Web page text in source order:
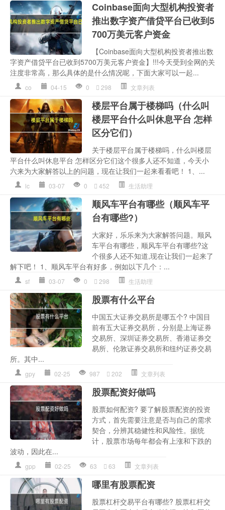
Coinbase面向大型机构投资者
推出数字资产借贷平台已收到5
700万美元客户资金
【Coinbase面向大型机构投资者推出数
字资产借贷平台已收到5700万美元客户资金】!!!今天受到全网的关
注度非常高，那么具体的是什么情况呢，下面大家可以一起...
co 04-15 0 298 文章列表
楼层平台属于楼梯吗（什么叫
楼层平台什么叫休息平台 怎样
区分它们）
关于楼层平台属于楼梯吗，什么叫楼层
平台什么叫休息平台 怎样区分它们这个很多人还不知道，今天小
六来为大家解答以上的问题，现在让我们一起来看看吧！ 1、...
lc 03-07 0 452 生活助理
顺风车平台有哪些（顺风车平
台有哪些?）
大家好，乐乐来为大家解答问题。顺风
车平台有哪些，顺风车平台有哪些?这
个很多人还不知道,现在让我们一起来了
解下吧！ 1、顺风车平台有好多，例如以下几个：...
sf 03-07 0 298 生活助理
股票有什么平台
中国五大证券交易所是哪五个? 中国目
前有五大证券交易所，分别是上海证券
交易所、深圳证券交易所、香港证券交
易所、伦敦证券交易所和纽约证券交易
所。其中...
gpy 02-25 987 202 文章列表
股票配资好做吗
股票如何配资? 要了解股票配资的投资
方式，首先需要注意是否与自己的需求
契合，分辨其稳健性和风险性。据统
计，股票市场每年都会有上涨和下跌的
波动，因此在...
gpp 02-25 63 63 文章列表
哪里有股票配资
股票杠杆交易平台有哪些? 股票杠杆交